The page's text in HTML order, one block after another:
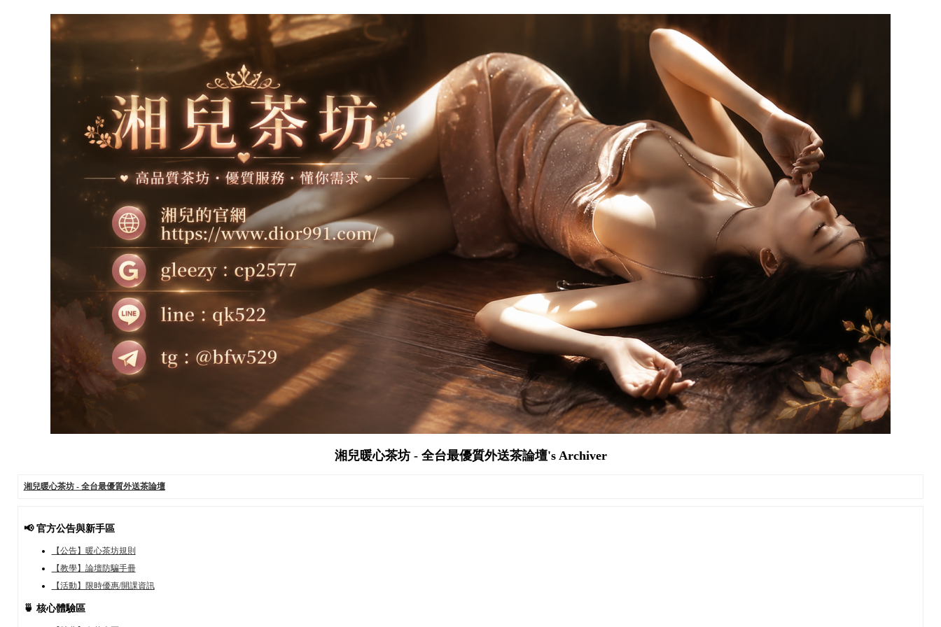
湘兒暖心茶坊 - 全台最優質外送茶論壇's Archiver
湘兒暖心茶坊 - 全台最優質外送茶論壇
📢 官方公告與新手區
【公告】暖心茶坊規則
【教學】論壇防騙手冊
【活動】限時優惠/開課資訊
🍵 核心體驗區